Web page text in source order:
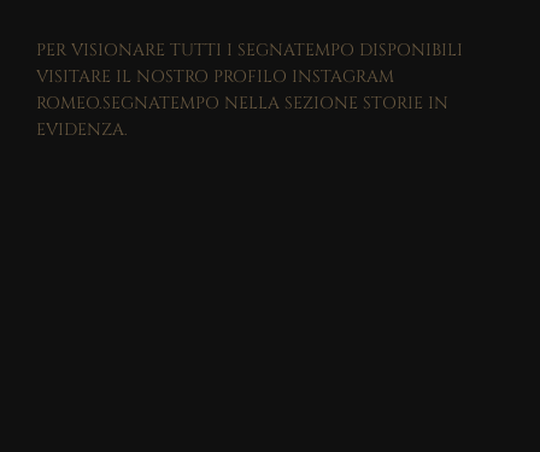
PER VISIONARE TUTTI I SEGNATEMPO DISPONIBILI
VISITARE IL NOSTRO PROFILO INSTAGRAM
ROMEO.SEGNATEMPO NELLA SEZIONE STORIE IN
EVIDENZA.